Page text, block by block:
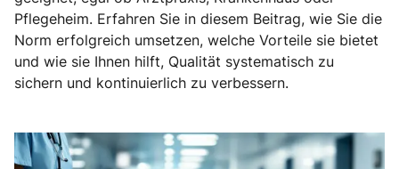
Pflegeheim. Erfahren Sie in diesem Beitrag, wie Sie die
Norm erfolgreich umsetzen, welche Vorteile sie bietet
und wie sie Ihnen hilft, Qualität systematisch zu
sichern und kontinuierlich zu verbessern.